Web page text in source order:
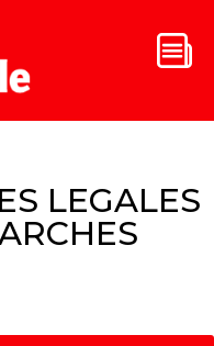
LEGALES